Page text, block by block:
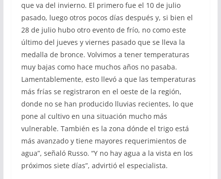
que va del invierno. El primero fue el 10 de julio
pasado, luego otros pocos días después y, si bien el
28 de julio hubo otro evento de frío, no como este
último del jueves y viernes pasado que se lleva la
medalla de bronce. Volvimos a tener temperaturas
muy bajas como hace muchos años no pasaba.
Lamentablemente, esto llevó a que las temperaturas
más frías se registraron en el oeste de la región,
donde no se han producido lluvias recientes, lo que
pone al cultivo en una situación mucho más
vulnerable. También es la zona dónde el trigo está
más avanzado y tiene mayores requerimientos de
agua”, señaló Russo. “Y no hay agua a la vista en los
próximos siete días”, advirtió el especialista.